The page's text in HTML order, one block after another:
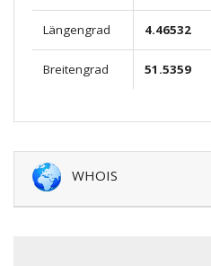
Längengrad 4.46532
Breitengrad 51.5359
WHOIS